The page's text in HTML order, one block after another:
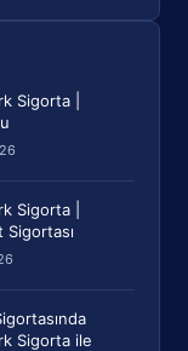
Sigorta |
Sigorta |
Sigortası
Sigorta ile